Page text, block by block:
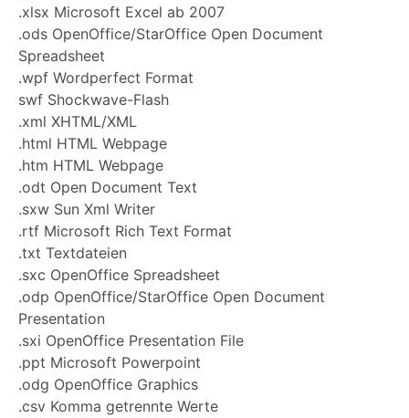
.xlsx Microsoft Excel ab 2007
.ods OpenOffice/StarOffice Open Document
Spreadsheet
.wpf Wordperfect Format
swf Shockwave-Flash
.xml XHTML/XML
.html HTML Webpage
.htm HTML Webpage
.odt Open Document Text
.sxw Sun Xml Writer
.rtf Microsoft Rich Text Format
.txt Textdateien
.sxc OpenOffice Spreadsheet
.odp OpenOffice/StarOffice Open Document
Presentation
.sxi OpenOffice Presentation File
.ppt Microsoft Powerpoint
.odg OpenOffice Graphics
.csv Komma getrennte Werte